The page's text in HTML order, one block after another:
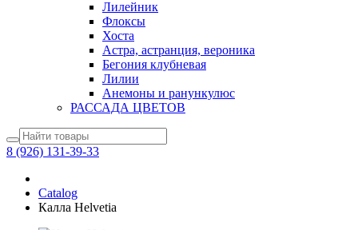
Лилейник
Флоксы
Хоста
Астра, астранция, вероника
Бегония клубневая
Лилии
Анемоны и ранункулюс
РАССАДА ЦВЕТОВ
8 (926) 131-39-33
Catalog
Калла Helvetia